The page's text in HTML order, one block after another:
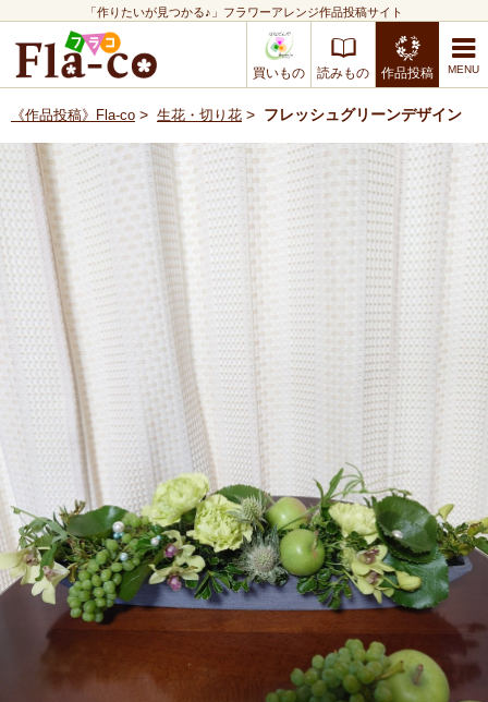
「作りたいが見つかる♪」フラワーアレンジ作品投稿サイト
買いもの 読みもの 作品投稿
《作品投稿》Fla-co > 生花・切り花 > フレッシュグリーンデザイン